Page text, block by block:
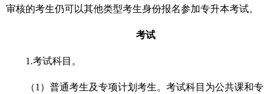
审核的考生仍可以其他类型考生身份报名参加专升本考试。
考试
1.考试科目。
（1）普通考生及专项计划考生。考试科目为公共课和专